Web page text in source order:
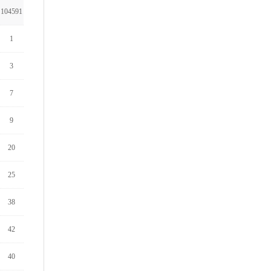
104591
1
3
7
9
20
25
38
42
40